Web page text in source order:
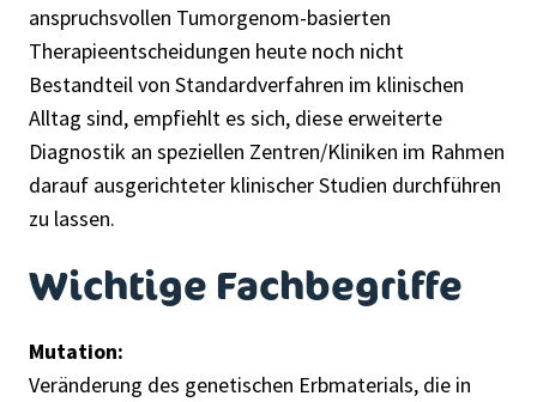
anspruchsvollen Tumorgenom-basierten
Therapieentscheidungen heute noch nicht
Bestandteil von Standardverfahren im klinischen
Alltag sind, empfiehlt es sich, diese erweiterte
Diagnostik an speziellen Zentren/Kliniken im Rahmen
darauf ausgerichteter klinischer Studien durchführen
zu lassen.
Wichtige Fachbegriffe
Mutation:
Veränderung des genetischen Erbmaterials, die in